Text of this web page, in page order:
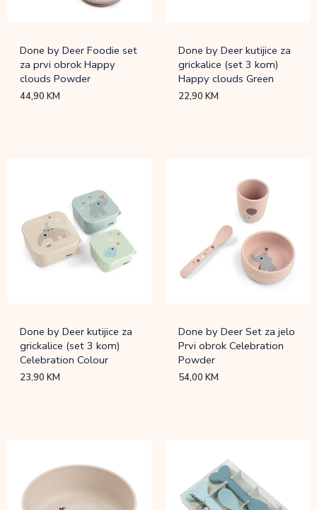
Done by Deer Foodie set
za prvi obrok Happy
clouds Powder
44,90KM
Done by Deer kutijice za
grickalice (set 3 kom)
Happy clouds Green
22,90KM
Done by Deer kutijice za
grickalice (set 3 kom)
Celebration Colour
23,90KM
Done by Deer Set za jelo
Prvi obrok Celebration
Powder
54,00KM